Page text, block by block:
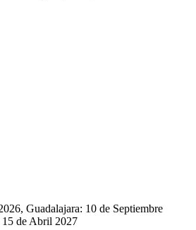
Guadalajara: 10 de Septiembre
de Abril 2027